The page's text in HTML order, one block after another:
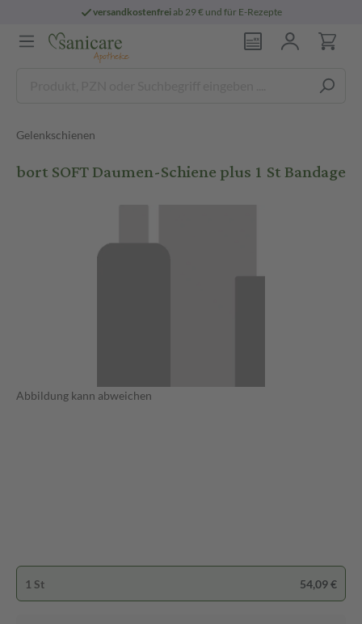
versandkostenfreiab 29 € und für E-Rezepte
Gelenkschienen
bort SOFT Daumen-Schiene plus 1 St Bandage
Abbildung kann abweichen
1 St 54,09 €